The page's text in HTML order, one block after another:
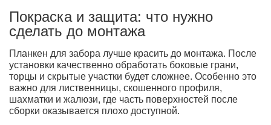
Покраска и защита: что нужно
сделать до монтажа
Планкен для забора лучше красить до монтажа. После
установки качественно обработать боковые грани,
торцы и скрытые участки будет сложнее. Особенно это
важно для лиственницы, скошенного профиля,
шахматки и жалюзи, где часть поверхностей после
сборки оказывается плохо доступной.